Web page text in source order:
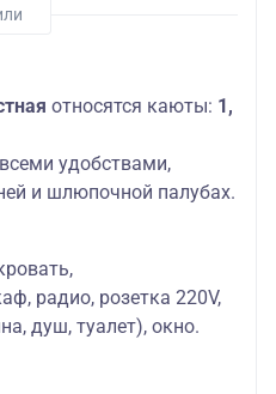
относятся каюты: 1,
удобствами,
и шлюпочной палубах.
радио, розетка 220V,
душ, туалет), окно.